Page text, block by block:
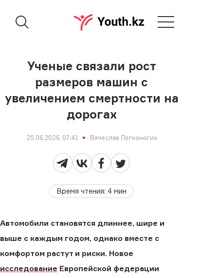
Ученые связали рост
размеров машин с
увеличением смертности на
дорогах
25.06.2026, 07:41 Вячеслав Легконогих
Время чтения: 4мин
Автомобили становятся длиннее, шире и
выше с каждым годом, однако вместе с
комфортом растут и риски. Новое
исследование Европейской федерации